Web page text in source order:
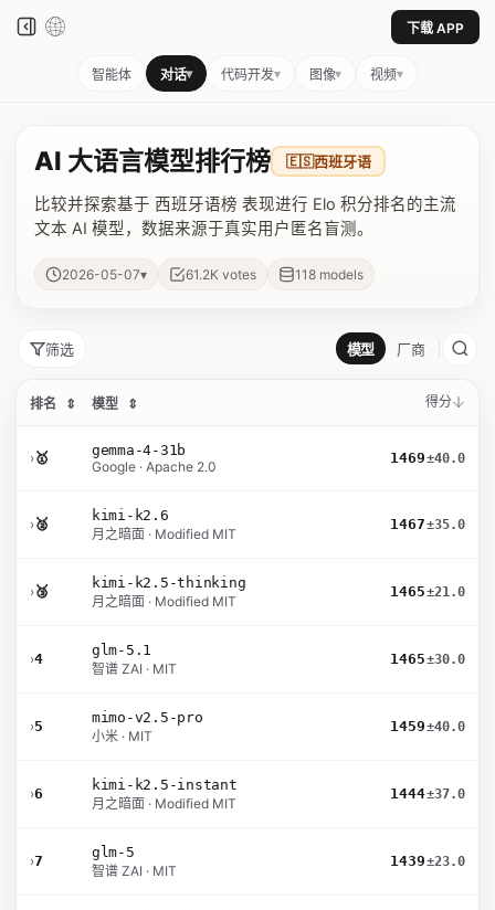
下载 APP
智能体 对话▾ 代码开发▾ 图像▾ 视频▾
AI 大语言模型排行榜 🇪🇸西班牙语
比较并探索基于 西班牙语榜 表现进行 Elo 积分排名的主流
文本 AI 模型，数据来源于真实用户匿名盲测。
2026-05-07▾ 61.2K votes 118 models
筛选 模型 厂商
排名 ⇕ 模型 ⇕ 得分
›🥇
gemma-4-31b
Google · Apache 2.0
1469±40.0
›🥈
kimi-k2.6
月之暗面 · Modified MIT
1467±35.0
›🥉
kimi-k2.5-thinking
月之暗面 · Modified MIT
1465±21.0
›4
glm-5.1
智谱 ZAI · MIT
1465±30.0
›5
mimo-v2.5-pro
小米 · MIT
1459±40.0
›6
kimi-k2.5-instant
月之暗面 · Modified MIT
1444±37.0
›7
glm-5
智谱 ZAI · MIT
1439±23.0